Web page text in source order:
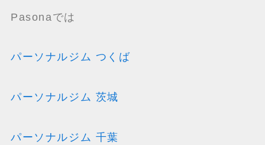
Pasonaでは
パーソナルジム つくば
パーソナルジム 茨城
パーソナルジム 千葉